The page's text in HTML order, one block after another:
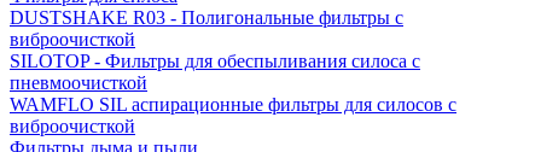
DUSTSHAKE R03 - Полигональные фильтры с
виброочисткой
SILOTOP - Фильтры для обеспыливания силоса c
пневмоочисткой
WAMFLO SIL аспирационные фильтры для силосов с
виброочисткой
Фильтры дыма и пыли